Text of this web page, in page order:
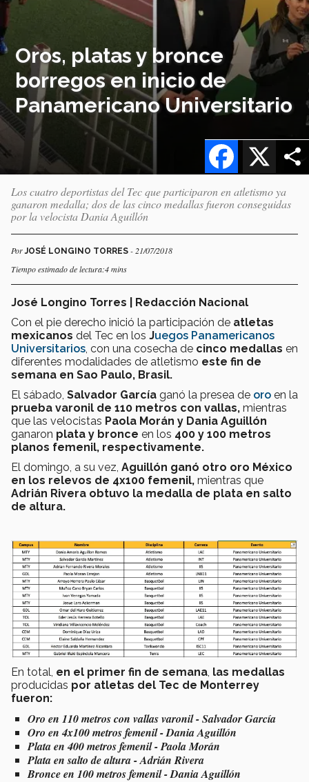
Oros, platas y bronce
borregos en inicio de
Panamericano Universitario
X
Facebook
Los cuatro deportistas del Tec que participaron en atletismo ya
ganaron medalla; dos de las cinco medallas fueron conseguidas
por la velocista Dania Aguillón
PorJOSÉ LONGINO TORRES - 21/07/2018
Tiempo estimado de lectura:4 mins
José Longino Torres | Redacción Nacional
Con el pie derecho inició la participación de atletas
mexicanos del Tec en los Juegos Panamericanos
Universitarios , con una cosecha de cinco medallas en
diferentes modalidades de atletismo este fin de
semana en Sao Paulo, Brasil.
El sábado, Salvador García ganó la presea de oro en la
prueba varonil de 110 metros con vallas, mientras
que las velocistas Paola Morán y Dania Aguillón
ganaron plata y bronce en los 400 y 100 metros
planos femenil, respectivamente.
El domingo, a su vez, Aguillón ganó otro oro México
en los relevos de 4x100 femenil, mientras que
Adrián Rivera obtuvo la medalla de plata en salto
de altura.
En total, en el primer fin de semana las medallas
producidas por atletas del Tec de Monterrey
fueron:
Oro en 110 metros con vallas varonil - Salvador García
Oro en 4x100 metros femenil - Dania Aguillón
Plata en 400 metros femenil - Paola Morán
Plata en salto de altura - Adrián Rivera
Bronce en 100 metros femenil - Dania Aguillón